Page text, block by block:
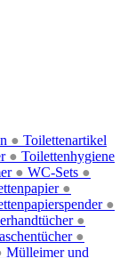
●
●
● WC-Sets ●
Toilettenartikel
●
●
●
●
Toilettenhygiene
Mülleimer und